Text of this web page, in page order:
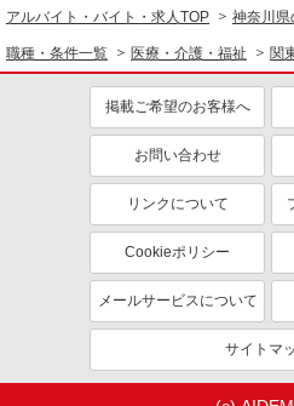
介護職・ヘルパー
同じ特徴から求人を探す
ボーナス・賞与あり
交通費支給
産休・育休取得実績あり
アルバイト・バイト・求人TOP 神奈川県
職種・条件一覧 医療・介護・福祉 関
掲載ご希望のお客様へ
お問い合わせ
リンクについて
Cookieポリシー
メールサービスについて
サイトマ